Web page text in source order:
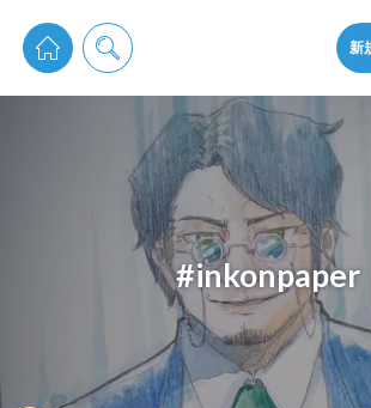
新
pixiv Sketchは2024年5月28日付で プライパシーポリ
通知を受け取るにはここをクリック
pixiv Sketchアプリでさらに快適に
アプリをインストール
#inkonpaper